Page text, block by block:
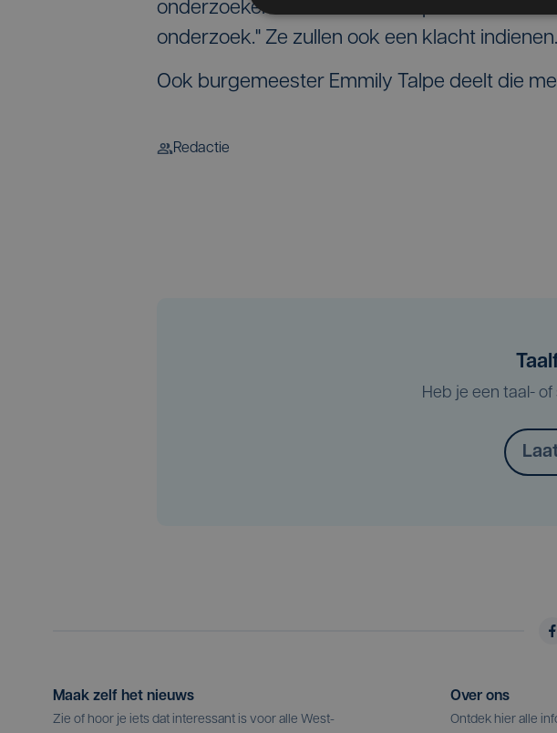
onderzoeken deze zaak met spoed en zullen
onderzoek." Ze zullen ook een klacht indienen.
Ook burgemeester Emmily Talpe deelt die
Redactie
Heb je een taal-
Maak zelf het nieuws
Zie of hoor je iets dat interessant is voor alle West-
Over ons
Ontdek hier alle